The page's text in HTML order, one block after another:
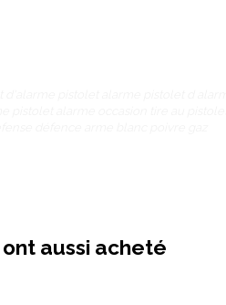
aussi acheté